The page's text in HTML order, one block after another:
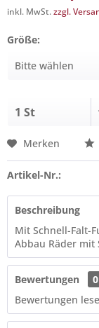
inkl. MwSt.zzgl.
Größe:
Merken
Artikel-Nr.:
Beschreibung
Mit Schnell-Falt-
Abbau Räder mit
Bewertungen
0
Bewertungen